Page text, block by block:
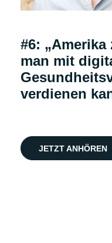
#6:
man mit
verdienen
JETZT ANHÖREN